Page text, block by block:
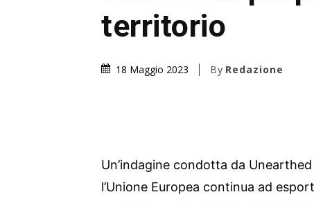
territorio
18 Maggio 2023 By Redazione
Un’indagine condotta da
l’Unione Europea continua ad